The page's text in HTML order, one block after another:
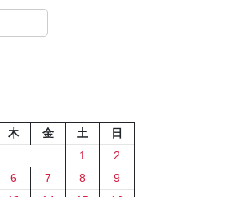
木 金 土
日
1
2
6 7 8
9